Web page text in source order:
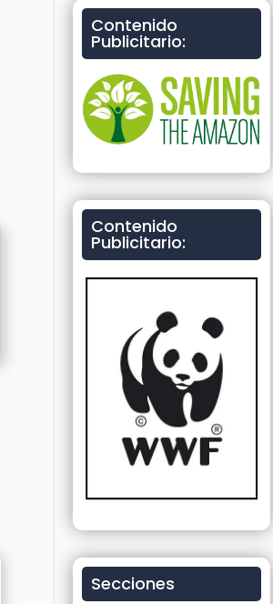
Contenido
Publicitario:
Contenido
Publicitario:
Secciones